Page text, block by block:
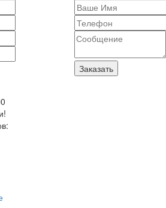
Заказать